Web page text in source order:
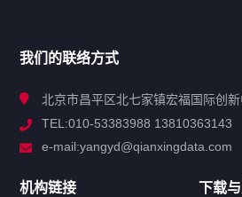
解决方案
我们的联络方式
北京市昌平区北七家镇宏福国际创
TEL:010-53383988 13810363143
e-mail:yangyd@qianxingdata.com
机构链接 下载